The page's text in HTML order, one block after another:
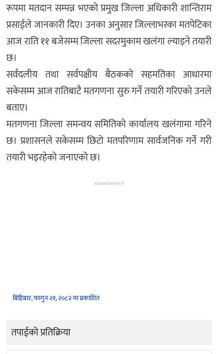
रूपमा मतदान सम्पन्न भएको प्रमुख जिल्ला अधिकारी शान्तिराम
प्रसाईले जानकारी दिए। उनका अनुसार जिल्लाभरका मतपेटिका
आज राति ११ बजेसम्म जिल्ला सदरमुकाम खलंगा ल्याइने तयारी
छ।
सर्वदलीय तथा सर्वपक्षीय बैठकको सहमतिका आधारमा
सकेसम्म आज रातिबाटै मतगणना सुरु गर्ने तयारी गरिएको उनले
बताए।
मतगणना जिल्ला समन्वय समितिको कार्यालय खलंगामा गरिने
छ। प्रशासनले सकेसम्म छिटो मतपरिणाम सार्वजनिक गर्ने गरी
तयारी भइरहेको जनाएको छ।
ADVERTISEMENT
बिहिबार, फागुन २१, २०८२ मा प्रकाशित
तपाईको प्रतिक्रिया